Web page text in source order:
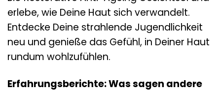
erlebe, wie Deine Haut sich verwandelt.
Entdecke Deine strahlende Jugendlichkeit
neu und genieße das Gefühl, in Deiner Haut
rundum wohlzufühlen.
Erfahrungsberichte: Was sagen andere